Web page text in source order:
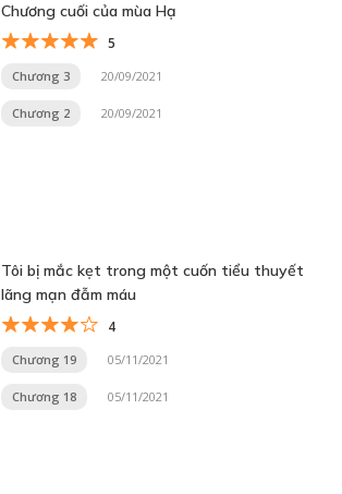
Chương cuối của mùa Hạ
5
Chương 3 20/09/2021
Chương 2 20/09/2021
Tôi bị mắc kẹt trong một cuốn tiểu thuyết
lãng mạn đẫm máu
4
Chương 19 05/11/2021
Chương 18 05/11/2021